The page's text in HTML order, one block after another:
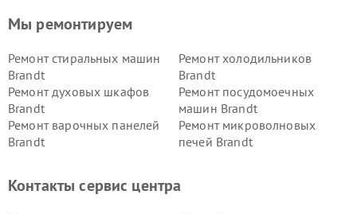
Мы ремонтируем
Ремонт стиральных машин
Brandt
Ремонт холодильников
Brandt
Ремонт духовых шкафов
Brandt
Ремонт посудомоечных
машин Brandt
Ремонт варочных панелей
Brandt
Ремонт микроволновых
печей Brandt
Контакты сервис центра